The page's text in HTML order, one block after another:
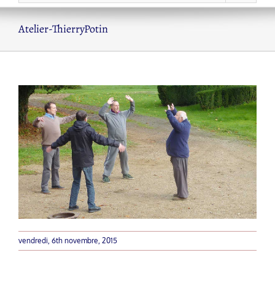
Atelier-ThierryPotin
vendredi, 6th novembre, 2015